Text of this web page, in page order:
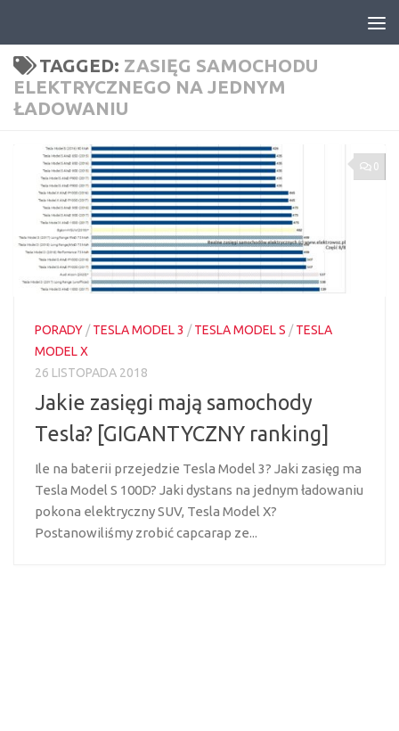
TAGGED: ZASIĘG SAMOCHODU
ELEKTRYCZNEGO NA JEDNYM
ŁADOWANIU
0
PORADY /TESLA MODEL 3 /TESLA MODEL S /TESLA
MODEL X
26 LISTOPADA 2018
Jakie zasięgi mają samochody
Tesla? [GIGANTYCZNY ranking]
Ile na baterii przejedzie Tesla Model 3? Jaki zasięg ma
Tesla Model S 100D? Jaki dystans na jednym ładowaniu
pokona elektryczny SUV, Tesla Model X?
Postanowiliśmy zrobić capcarap ze...